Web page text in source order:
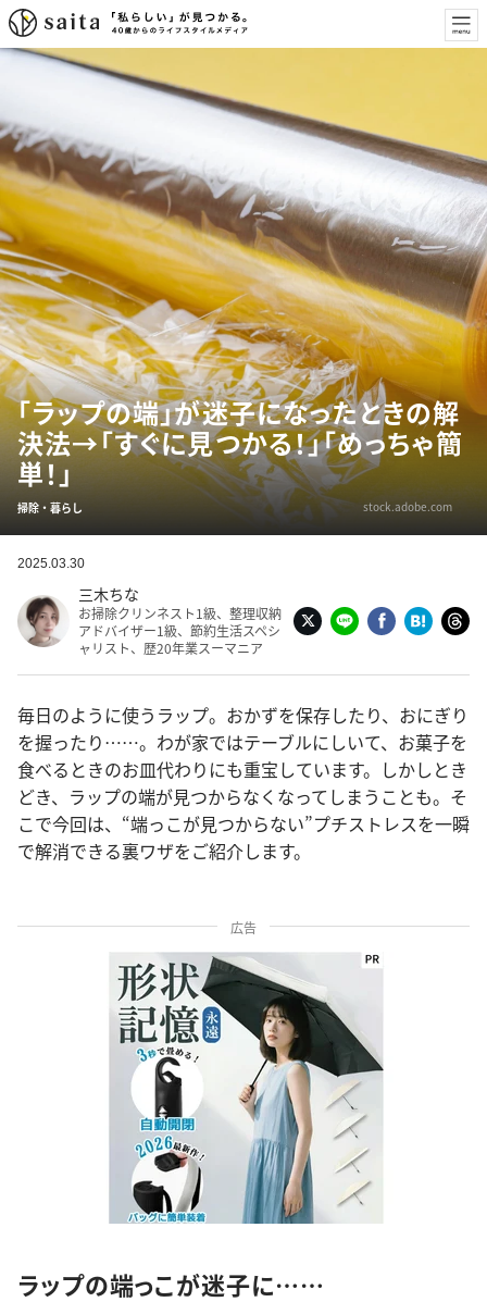
「ラップの端」が迷子になったときの解
決法→「すぐに見つかる！」「めっちゃ簡
単！」
掃除・暮らし stock.adobe.com
2025.03.30
三木ちな
お掃除クリンネスト1級、整理収納
アドバイザー1級、節約生活スペシ
ャリスト、歴20年業スーマニア
毎日のように使うラップ。おかずを保存したり、おにぎり
を握ったり……。わが家ではテーブルにしいて、お菓子を
食べるときのお皿代わりにも重宝しています。しかしとき
どき、ラップの端が見つからなくなってしまうことも。そ
こで今回は、“端っこが見つからない”プチストレスを一瞬
で解消できる裏ワザをご紹介します。
広告
ラップの端っこが迷子に……